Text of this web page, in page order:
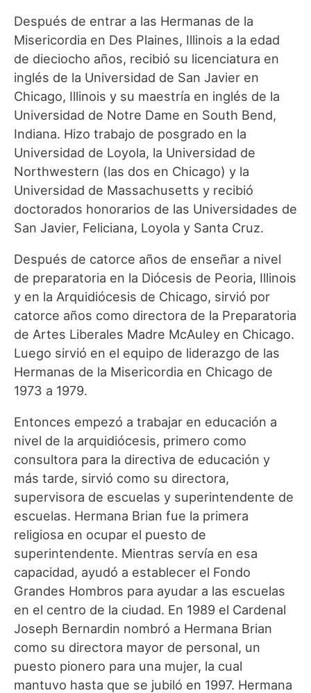
Después de entrar a las Hermanas de la
Misericordia en Des Plaines, Illinois a la edad
de dieciocho años, recibió su licenciatura en
inglés de la Universidad de San Javier en
Chicago, Illinois y su maestría en inglés de la
Universidad de Notre Dame en South Bend,
Indiana. Hizo trabajo de posgrado en la
Universidad de Loyola, la Universidad de
Northwestern (las dos en Chicago) y la
Universidad de Massachusetts y recibió
doctorados honorarios de las Universidades de
San Javier, Feliciana, Loyola y Santa Cruz.
Después de catorce años de enseñar a nivel
de preparatoria en la Diócesis de Peoria, Illinois
y en la Arquidiócesis de Chicago, sirvió por
catorce años como directora de la Preparatoria
de Artes Liberales Madre McAuley en Chicago.
Luego sirvió en el equipo de liderazgo de las
Hermanas de la Misericordia en Chicago de
1973 a 1979.
Entonces empezó a trabajar en educación a
nivel de la arquidiócesis, primero como
consultora para la directiva de educación y
más tarde, sirvió como su directora,
supervisora de escuelas y superintendente de
escuelas. Hermana Brian fue la primera
religiosa en ocupar el puesto de
superintendente. Mientras servía en esa
capacidad, ayudó a establecer el Fondo
Grandes Hombros para ayudar a las escuelas
en el centro de la ciudad. En 1989 el Cardenal
Joseph Bernardin nombró a Hermana Brian
como su directora mayor de personal, un
puesto pionero para una mujer, la cual
mantuvo hasta que se jubiló en 1997. Hermana